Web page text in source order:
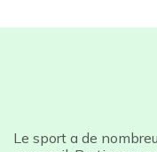
Le sport a de